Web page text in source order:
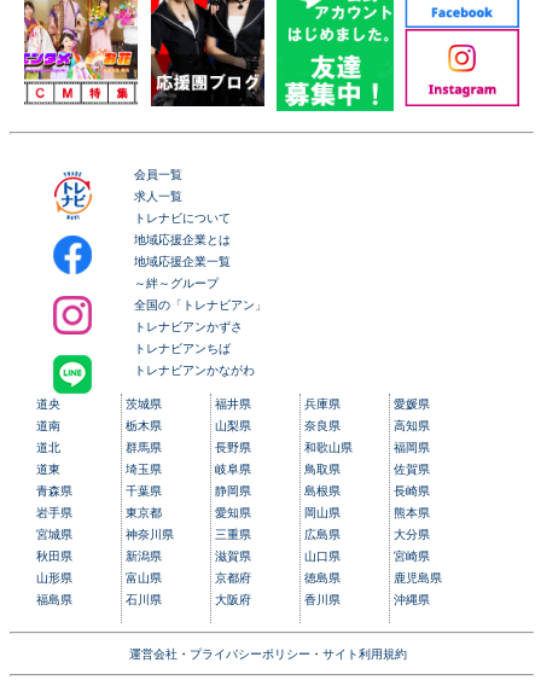
会員一覧
求人一覧
トレナビについて
地域応援企業とは
地域応援企業一覧
～絆～グループ
全国の「トレナビアン」
トレナビアンかずさ
トレナビアンちば
トレナビアンかながわ
道央
道南
道北
道東
青森県
岩手県
宮城県
秋田県
山形県
福島県
茨城県
栃木県
群馬県
埼玉県
千葉県
東京都
神奈川県
新潟県
富山県
石川県
福井県
山梨県
長野県
岐阜県
静岡県
愛知県
三重県
滋賀県
京都府
大阪府
兵庫県
奈良県
和歌山県
鳥取県
島根県
岡山県
広島県
山口県
徳島県
香川県
愛媛県
高知県
福岡県
佐賀県
長崎県
熊本県
大分県
宮崎県
鹿児島県
沖縄県
運営会社・ プライバシーポリシー ・ サイト利用規約